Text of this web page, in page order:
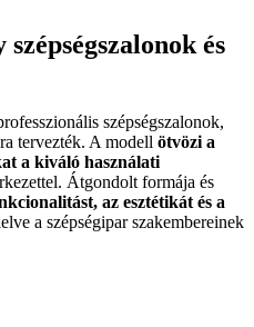
és
szépségszalonok,
tervezték. A modellötvözi a
a kiváló használati
Átgondolt formája és
az esztétikát és a
a szépségipar szakembereinek